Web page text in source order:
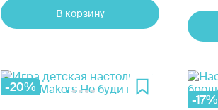
В корзину
-20%
-17%